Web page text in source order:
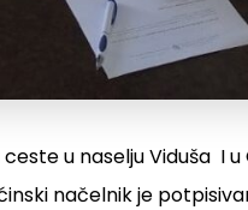
u naselju Viduša I
načelnik je